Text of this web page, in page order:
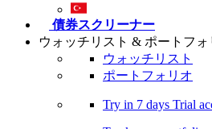
債券スクリーナー
ウォッチリスト & ポートフォ
ウォッチリスト
ポートフォリオ
Try in 7 days Trial